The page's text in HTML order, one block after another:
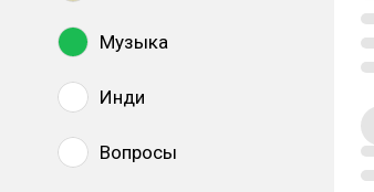
Музыка
Инди
Вопросы